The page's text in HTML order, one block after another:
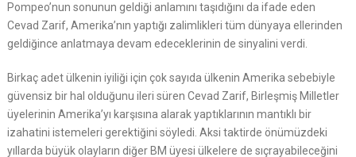
Pompeo’nun sonunun geldiği anlamını taşıdığını da ifade eden
Cevad Zarif, Amerika’nın yaptığı zalimlikleri tüm dünyaya ellerinden
geldiğince anlatmaya devam edeceklerinin de sinyalini verdi.
Birkaç adet ülkenin iyiliği için çok sayıda ülkenin Amerika sebebiyle
güvensiz bir hal olduğunu ileri süren Cevad Zarif, Birleşmiş Milletler
üyelerinin Amerika’yı karşısına alarak yaptıklarının mantıklı bir
izahatini istemeleri gerektiğini söyledi. Aksi taktirde önümüzdeki
yıllarda büyük olayların diğer BM üyesi ülkelere de sıçrayabileceğini